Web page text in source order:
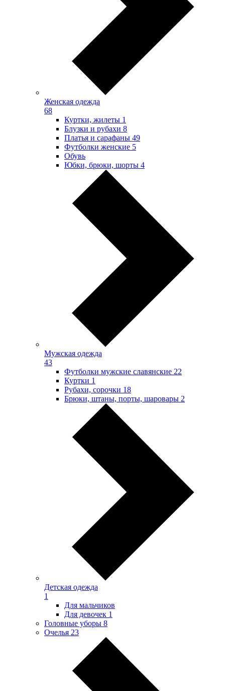
Женская одежда
68
Куртки, жилеты 1
Блузки и рубахи 8
Платья и сарафаны 49
Футболки женские 5
Обувь
Юбки, брюки, шорты 4
Мужская одежда
43
Футболки мужские славянские 22
Куртки 1
Рубахи, сорочки 18
Брюки, штаны, порты, шаровары 2
Детская одежда
1
Для мальчиков
Для девочек 1
Головные уборы 8
Очелья 23